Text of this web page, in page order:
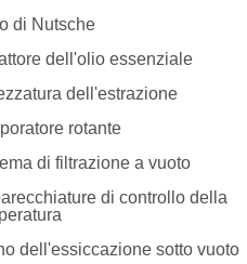
di Nutsche
dell'olio essenziale
dell'estrazione
rotante
di filtrazione a vuoto
di controllo della
dell'essiccazione sotto vuoto